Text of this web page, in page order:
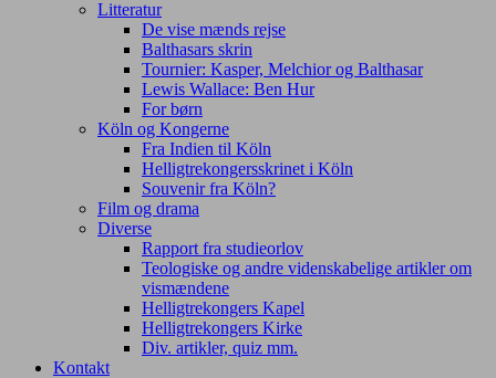
Litteratur
De vise mænds rejse
Balthasars skrin
Tournier: Kasper, Melchior og Balthasar
Lewis Wallace: Ben Hur
For børn
Köln og Kongerne
Fra Indien til Köln
Helligtrekongersskrinet i Köln
Souvenir fra Köln?
Film og drama
Diverse
Rapport fra studieorlov
Teologiske og andre videnskabelige artikler om
vismændene
Helligtrekongers Kapel
Helligtrekongers Kirke
Div. artikler, quiz mm.
Kontakt